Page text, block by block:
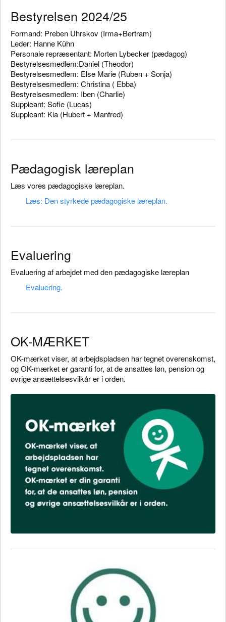
Bestyrelsen 2024/25
Formand: Preben Uhrskov (Irma+Bertram)
Leder: Hanne Kühn
Personale repræsentant: Morten Lybecker (pædagog)
Bestyrelsesmedlem:Daniel (Theodor)
Bestyrelsesmedlem: Else Marie (Ruben + Sonja)
Bestyrelsesmedlem: Christina ( Ebba)
Bestyrelsesmedlem: Iben (Charlie)
Suppleant: Sofie (Lucas)
Suppleant: Kia (Hubert + Manfred)
Pædagogisk læreplan
Læs vores pædagogiske læreplan.
Læs: Den styrkede pædagogiske læreplan.
Evaluering
Evaluering af arbejdet med den pædagogiske læreplan
Evaluering.
OK-MÆRKET
OK-mærket viser, at arbejdspladsen har tegnet overenskomst,
og OK-mærket er garanti for, at de ansattes løn, pension og
øvrige ansættelsesvilkår er i orden.